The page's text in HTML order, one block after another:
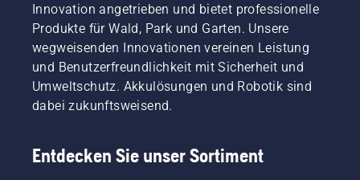
Innovation angetrieben und bietet professionelle
Produkte für Wald, Park und Garten. Unsere
wegweisenden Innovationen vereinen Leistung
und Benutzerfreundlichkeit mit Sicherheit und
Umweltschutz. Akkulösungen und Robotik sind
dabei zukunftsweisend.
Entdecken Sie unser Sortiment